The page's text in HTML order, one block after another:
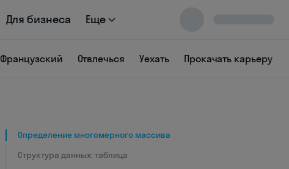
Для бизнеса Еще
Французский Отвлечься Уехать Прокачать карьеру
Определение многомерного массива
Структура данных: таблица